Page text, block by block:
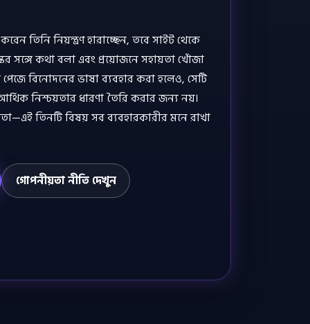
তিনি নিয়ন্ত্রণ হারাচ্ছেন, তবে সাইট থেকে
সঙ্গে কথা বলা এবং প্রয়োজনে সহায়তা খোঁজা
পেজে বিনোদনের ভাষা ব্যবহার করা হলেও, সেটি
নিশ্চয়তার ধারণা তৈরি করার জন্য নয়।
তিনটি বিষয় সব ব্যবহারকারীর মনে রাখা
গোপনীয়তা নীতি দেখুন